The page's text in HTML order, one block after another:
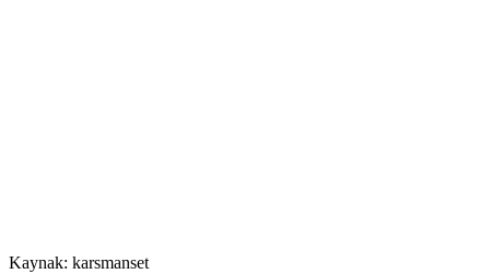
Kaynak: karsmanset